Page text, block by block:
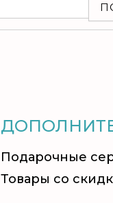
Подарочные
Товары со